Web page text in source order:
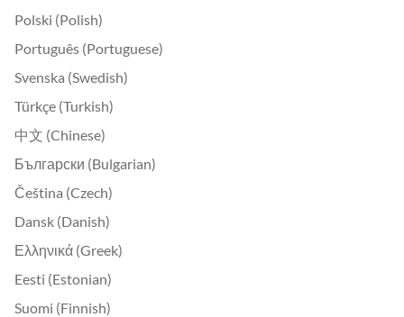
Polski (Polish)
Português (Portuguese)
Svenska (Swedish)
Türkçe (Turkish)
中文 (Chinese)
Български (Bulgarian)
Čeština (Czech)
Dansk (Danish)
Ελληνικά (Greek)
Eesti (Estonian)
Suomi (Finnish)